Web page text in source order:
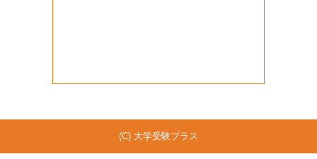
(C) 大学受験プラス